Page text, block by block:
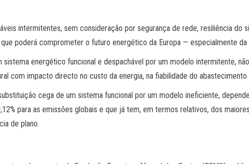
intermitentes, sem consideração por segurança de rede, resiliência do
poderá comprometer o futuro energético da Europa — especialmente da
energético funcional e despachável por um modelo intermitente,
com impacto directo no custo da energia, na fiabilidade do abastecimento
cega de um sistema funcional por um modelo ineficiente,
para as emissões globais e que já tem, em termos relativos, dos
de plano.